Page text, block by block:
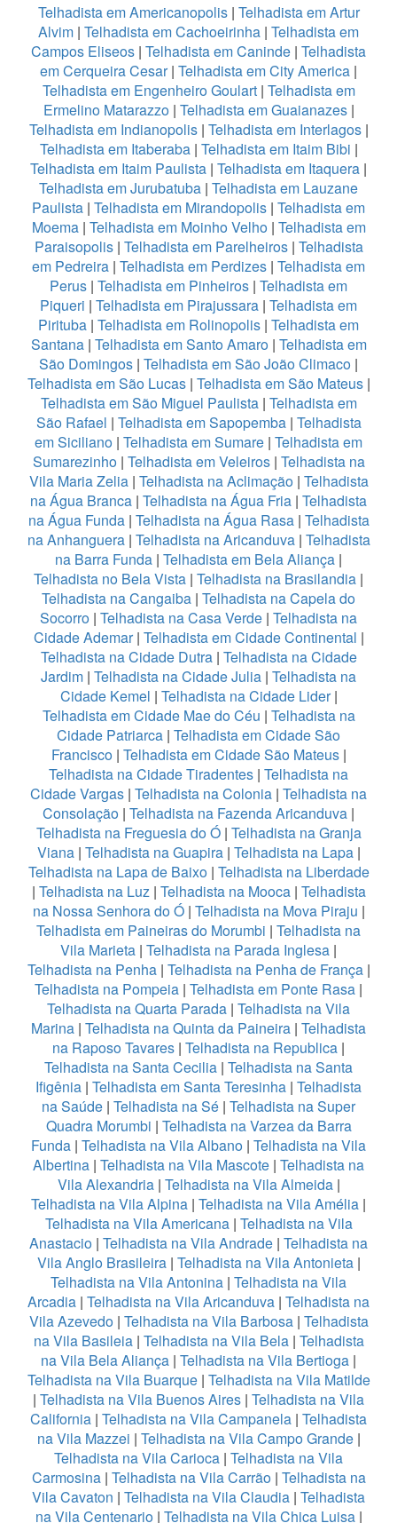
Telhadista em Americanopolis | Telhadista em Artur
Alvim | Telhadista em Cachoeirinha | Telhadista em
Campos Eliseos | Telhadista em Caninde | Telhadista
em Cerqueira Cesar| Telhadista em City America |
Telhadista em Engenheiro Goulart | Telhadista em
Ermelino Matarazzo | Telhadista em Guaianazes|
Telhadista em Indianopolis| Telhadista em Interlagos|
Telhadista em Itaberaba| Telhadista em Itaim Bibi |
Telhadista em Itaim Paulista | Telhadista em Itaquera |
Telhadista em Jurubatuba | Telhadista em Lauzane
Paulista | Telhadista em Mirandopolis | Telhadista em
Moema| Telhadista em Moinho Velho | Telhadista em
Paraisopolis| Telhadista em Parelheiros| Telhadista
em Pedreira | Telhadista em Perdizes | Telhadista em
Perus | Telhadista em Pinheiros | Telhadista em
Piqueri | Telhadista em Pirajussara | Telhadista em
Pirituba | Telhadista em Rolinopolis | Telhadista em
Santana| Telhadista em Santo Amaro| Telhadista em
São Domingos | Telhadista em São João Climaco |
Telhadista em São Lucas| Telhadista em São Mateus |
Telhadista em São Miguel Paulista| Telhadista em
São Rafael | Telhadista em Sapopemba | Telhadista
em Siciliano | Telhadista em Sumare | Telhadista em
Sumarezinho| Telhadista em Veleiros| Telhadista na
Vila Maria Zelia| Telhadista na Aclimação| Telhadista
na Água Branca | Telhadista na Água Fria | Telhadista
na Água Funda| Telhadista na Água Rasa | Telhadista
na Anhanguera| Telhadista na Aricanduva| Telhadista
na Barra Funda | Telhadista em Bela Aliança |
Telhadista no Bela Vista | Telhadista na Brasilandia |
Telhadista na Cangaiba | Telhadista na Capela do
Socorro | Telhadista na Casa Verde | Telhadista na
Cidade Ademar| Telhadista em Cidade Continental |
Telhadista na Cidade Dutra | Telhadista na Cidade
Jardim | Telhadista na Cidade Julia | Telhadista na
Cidade Kemel | Telhadista na Cidade Lider|
Telhadista em Cidade Mae do Céu | Telhadista na
Cidade Patriarca | Telhadista em Cidade São
Francisco | Telhadista em Cidade São Mateus|
Telhadista na Cidade Tiradentes | Telhadista na
Cidade Vargas | Telhadista na Colonia | Telhadista na
Consolação | Telhadista na Fazenda Aricanduva |
Telhadista na Freguesia do Ó| Telhadista na Granja
Viana| Telhadista na Guapira| Telhadista na Lapa|
Telhadista na Lapa de Baixo | Telhadista na Liberdade
| Telhadista na Luz| Telhadista na Mooca| Telhadista
na Nossa Senhora do Ó| Telhadista na Mova Piraju |
Telhadista em Paineiras do Morumbi | Telhadista na
Vila Marieta | Telhadista na Parada Inglesa |
Telhadista na Penha| Telhadista na Penha de França |
Telhadista na Pompeia | Telhadista em Ponte Rasa |
Telhadista na Quarta Parada | Telhadista na Vila
Marina | Telhadista na Quinta da Paineira | Telhadista
na Raposo Tavares | Telhadista na Republica |
Telhadista na Santa Cecilia | Telhadista na Santa
Ifigênia | Telhadista em Santa Teresinha | Telhadista
na Saúde | Telhadista na Sé | Telhadista na Super
Quadra Morumbi | Telhadista na Varzea da Barra
Funda | Telhadista na Vila Albano | Telhadista na Vila
Albertina | Telhadista na Vila Mascote | Telhadista na
Vila Alexandria| Telhadista na Vila Almeida |
Telhadista na Vila Alpina | Telhadista na Vila Amélia |
Telhadista na Vila Americana| Telhadista na Vila
Anastacio | Telhadista na Vila Andrade | Telhadista na
Vila Anglo Brasileira| Telhadista na Vila Antonieta|
Telhadista na Vila Antonina | Telhadista na Vila
Arcadia | Telhadista na Vila Aricanduva | Telhadista na
Vila Azevedo| Telhadista na Vila Barbosa| Telhadista
na Vila Basileia| Telhadista na Vila Bela| Telhadista
na Vila Bela Aliança | Telhadista na Vila Bertioga |
Telhadista na Vila Buarque| Telhadista na Vila Matilde
| Telhadista na Vila Buenos Aires | Telhadista na Vila
California | Telhadista na Vila Campanela | Telhadista
na Vila Mazzei | Telhadista na Vila Campo Grande|
Telhadista na Vila Carioca | Telhadista na Vila
Carmosina| Telhadista na Vila Carrão| Telhadista na
Vila Cavaton | Telhadista na Vila Claudia | Telhadista
na Vila Centenario| Telhadista na Vila Chica Luisa |